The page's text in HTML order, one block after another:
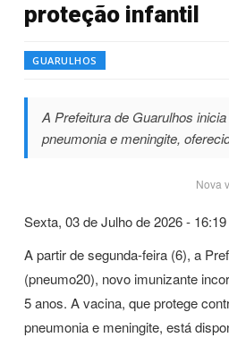
proteção infantil
GUARULHOS
A Prefeitura de Guarulhos
pneumonia e meningite,
Nova
Sexta, 03 de Julho de 2026 - 16:19
A partir de segunda-feira (6), a
(pneumo20), novo imunizante
5 anos. A vacina, que protege
pneumonia e meningite, está